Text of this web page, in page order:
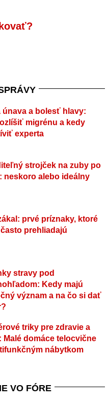
únava a bolesť hlavy:
migrénu a kedy
experta
strojček na zuby po
neskoro alebo ideálny
prvé príznaky, ktoré
prehliadajú
stravy pod
Kedy majú
význam a na čo si dať
triky pre zdravie a
Malé domáce telocvične
nábytkom
VO FÓRE